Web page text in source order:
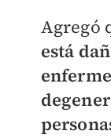
Agregó
está